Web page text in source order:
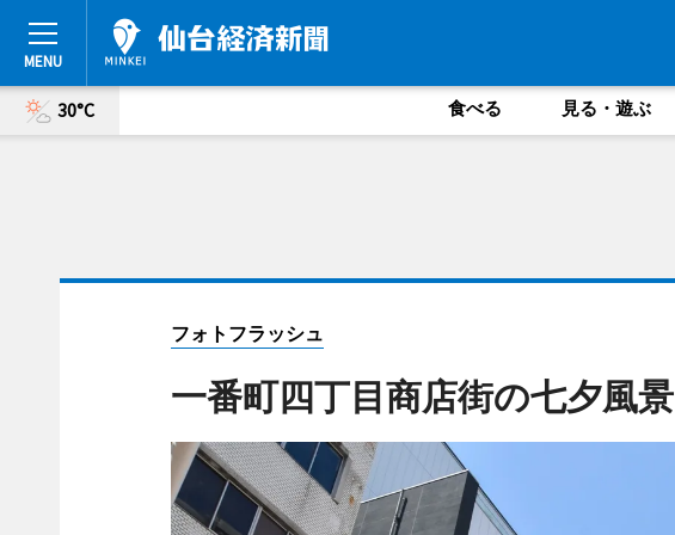
30°C 食べる 見る・遊ぶ
フォトフラッシュ
一番町四丁目商店街の七夕風景